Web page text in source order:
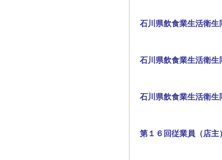
石川県飲食業生活衛
石川県飲食業生活衛
石川県飲食業生活衛
第１６回従業員（店